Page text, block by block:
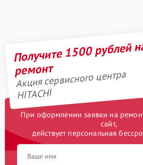
Получите 1500 рублей
ремонт
Акция сервисного центра
HITACHI
При оформлении заявки на
сайт,
действует персональная